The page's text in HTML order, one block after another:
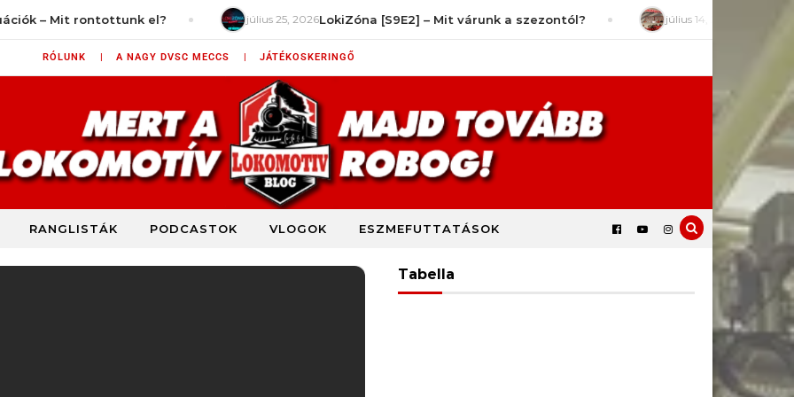
rontottunk el? július 25, 2026LokiZóna [S9E2] – Mit várunk a szezontól? július 14, 2026LokomotiVlog
RÓLUNK | A NAGY DVSC MECCS | JÁTÉKOSKERINGŐ
DVSC szurkolói blog
RANGLISTÁK PODCASTOK VLOGOK ESZMEFUTTATÁSOK
Tabella